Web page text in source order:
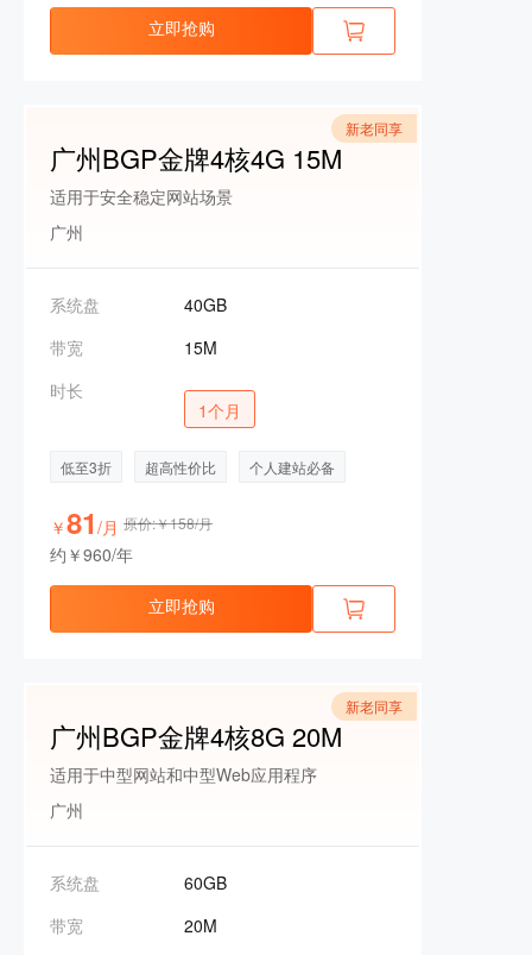
立即抢购
新老同享
广州BGP金牌4核4G 15M
适用于安全稳定网站场景
广州
系统盘
40GB
带宽
15M
时长
1个月
低至3折 超高性价比 个人建站必备
￥81 /月 原价:￥158/月
约￥960/年
立即抢购
新老同享
广州BGP金牌4核8G 20M
适用于中型网站和中型Web应用程序
广州
系统盘
60GB
带宽
20M